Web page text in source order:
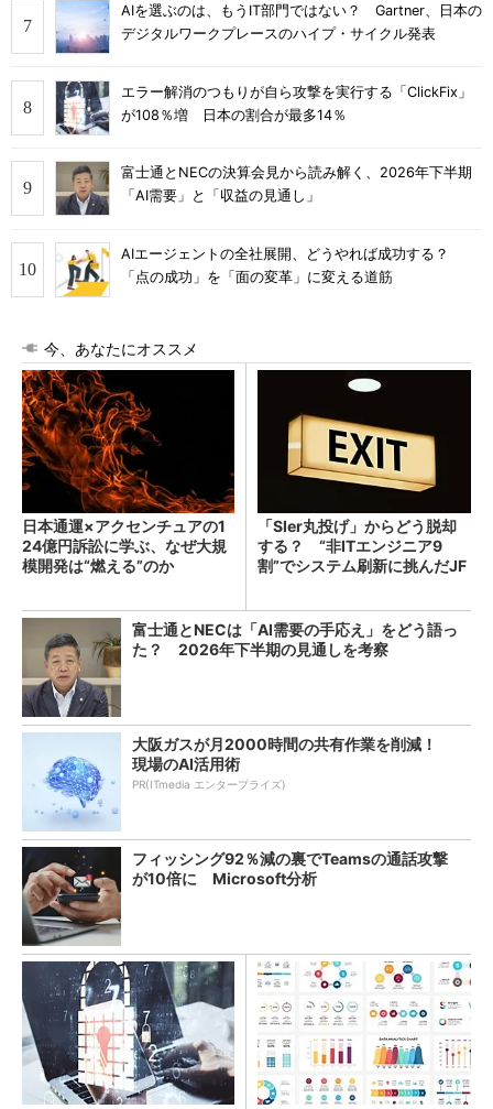
AIを選ぶのは、もうIT部門ではない？ Gartner、日本の
デジタルワークプレースのハイプ・サイクル発表
エラー解消のつもりが自ら攻撃を実行する「ClickFix」
が108％増 日本の割合が最多14％
富士通とNECの決算会見から読み解く、2026年下半期
「AI需要」と「収益の見通し」
AIエージェントの全社展開、どうやれば成功する？
「点の成功」を「面の変革」に変える道筋
今、あなたにオススメ
日本通運×アクセンチュアの1
24億円訴訟に学ぶ、なぜ大規
模開発は“燃える”のか
「SIer丸投げ」からどう脱却
する？ “非ITエンジニア9
割”でシステム刷新に挑んだJF
富士通とNECは「AI需要の手応え」をどう語っ
た？ 2026年下半期の見通しを考察
大阪ガスが月2000時間の共有作業を削減！
現場のAI活用術
PR(ITmedia エンタープライズ)
フィッシング92％減の裏でTeamsの通話攻撃
が10倍に Microsoft分析